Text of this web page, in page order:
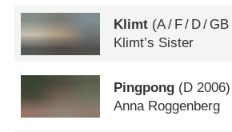
Klimt (A/ F/ D/ GB
Klimt’s Sister
Pingpong (D 2006)
Anna Roggenberg